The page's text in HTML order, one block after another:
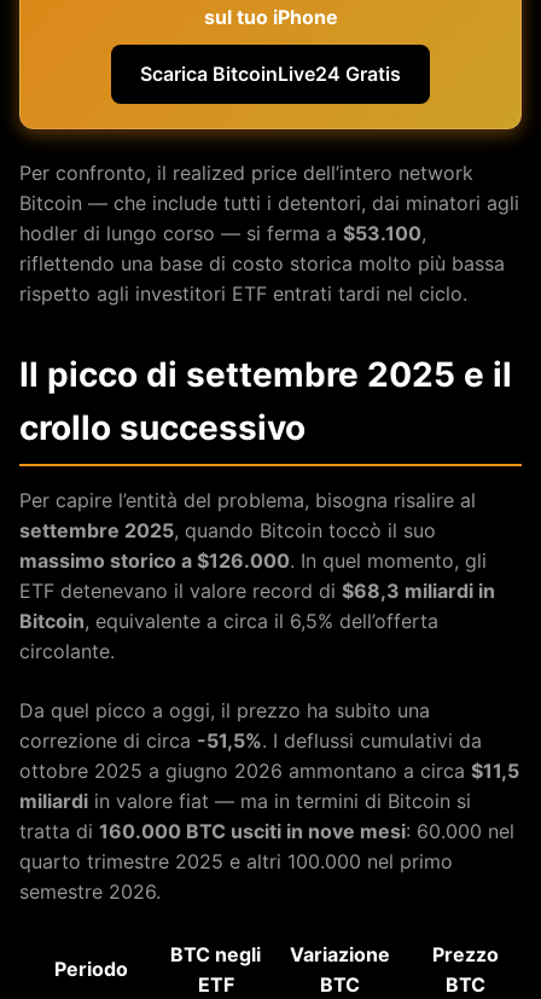
sul tuo iPhone
Scarica BitcoinLive24 Gratis
Per confronto, il realized price dell’intero network
Bitcoin — che include tutti i detentori, dai minatori agli
hodler di lungo corso — si ferma a $53.100,
riflettendo una base di costo storica molto più bassa
rispetto agli investitori ETF entrati tardi nel ciclo.
Il picco di settembre 2025 e il
crollo successivo
Per capire l’entità del problema, bisogna risalire al
settembre 2025, quando Bitcoin toccò il suo
massimo storico a $126.000. In quel momento, gli
ETF detenevano il valore record di $68,3 miliardi in
Bitcoin, equivalente a circa il 6,5% dell’offerta
circolante.
Da quel picco a oggi, il prezzo ha subito una
correzione di circa -51,5%. I deflussi cumulativi da
ottobre 2025 a giugno 2026 ammontano a circa $11,5
miliardi in valore fiat — ma in termini di Bitcoin si
tratta di 160.000 BTC usciti in nove mesi: 60.000 nel
quarto trimestre 2025 e altri 100.000 nel primo
semestre 2026.
Periodo
BTC negli
ETF
Variazione
BTC
Prezzo
BTC